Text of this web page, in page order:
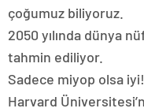
çoğumuz biliyoruz.
2050 yılında dünya
tahmin ediliyor.
Sadece miyop olsa iyi!
Harvard